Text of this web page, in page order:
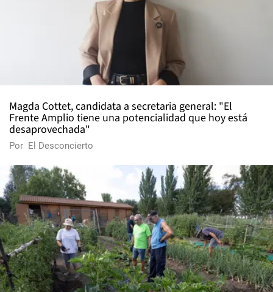
Magda Cottet, candidata a secretaria general: "El
Frente Amplio tiene una potencialidad que hoy está
desaprovechada"
Por El Desconcierto